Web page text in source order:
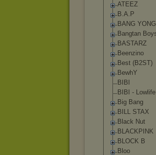
ATEEZ
B.A.P
BANG
Bangtan
BASTARZ
Beenzino
Best (B2ST)
BewhY
BIBI
BIBI -
Big Bang
BILL STAX
Black Nut
BLACKPINK
BLOCK B
Bloo